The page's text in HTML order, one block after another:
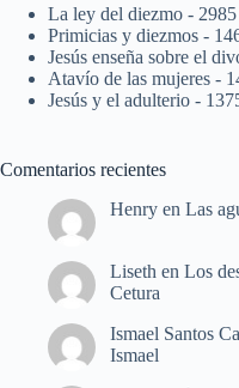
La ley del diezmo -
Primicias y diezmos -
Jesús enseña sobre el
Atavío de las mujeres -
Jesús y el adulterio -
Comentarios recientes
Henry en Las
Liseth en Los
Cetura
Ismael Santos
Ismael